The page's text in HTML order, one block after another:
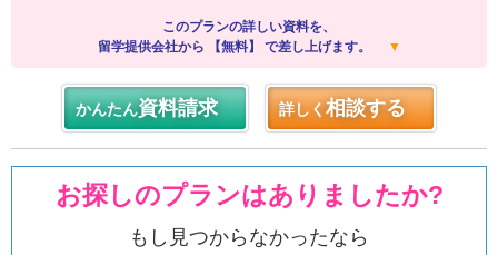
このプランの詳しい資料を、
留学提供会社から 【無料】 で差し上げます。
▼
かんたん資料請求 詳しく相談する
お探しのプランはありましたか?
もし見つからなかったなら